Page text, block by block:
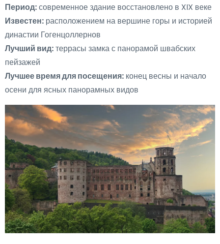
Период:современное здание восстановлено в XIX веке
Известен: расположением на вершине горы и историей
династии Гогенцоллернов
Лучший вид:террасы замка с панорамой швабских
пейзажей
Лучшее время для посещения: конец весны и начало
осени для ясных панорамных видов